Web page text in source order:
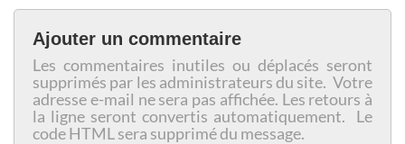
Ajouter un commentaire
Les commentaires inutiles ou déplacés seront
supprimés par les administrateurs du site. Votre
adresse e-mail ne sera pas affichée. Les retours à
la ligne seront convertis automatiquement. Le
code HTML sera supprimé du message.